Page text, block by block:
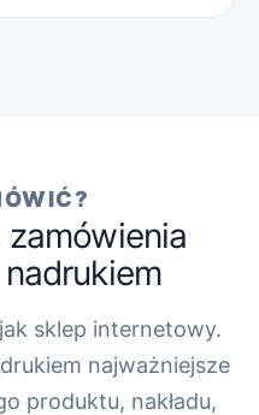
sklep internetowy.
najważniejsze
produktu, nakładu,